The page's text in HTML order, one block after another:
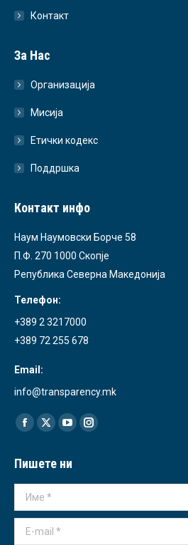
Контакт
За Нас
Организација
Мисија
Етички кодекс
Поддршка
Контакт инфо
Наум Наумовски Борче 58
П.Ф. 270 1000 Скопје
Република Северна Македонија
Телефон:
+389 2 3217000
+389 72 255 678
Email:
info@transparency.mk
Find us on:
Facebook
opens
in
new
X
opens
in
YouTube
opens
in
Instagram
in
Пишете ни
Име *
E-mail *